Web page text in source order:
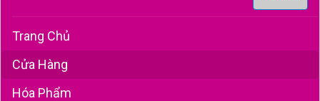
navigation
Trang Chủ
Cửa Hàng
Hóa Phẩm